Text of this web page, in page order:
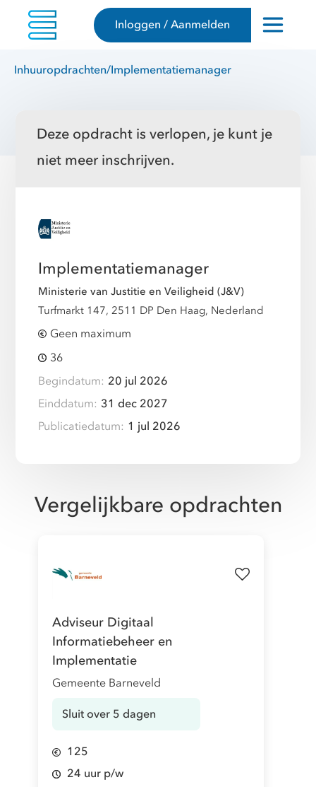
Inloggen / Aanmelden
Inhuuropdrachten/Implementatiemanager
Deze opdracht is verlopen, je kunt je
niet meer inschrijven.
Implementatiemanager
Ministerie van Justitie en Veiligheid (J&V)
Turfmarkt 147, 2511 DP Den Haag, Nederland
Geen maximum
36
Begindatum: 20 jul 2026
Einddatum: 31 dec 2027
Publicatiedatum: 1 jul 2026
Vergelijkbare opdrachten
Adviseur Digitaal
Informatiebeheer en
Implementatie
Gemeente Barneveld
Sluit over 5 dagen
125
24 uur p/w